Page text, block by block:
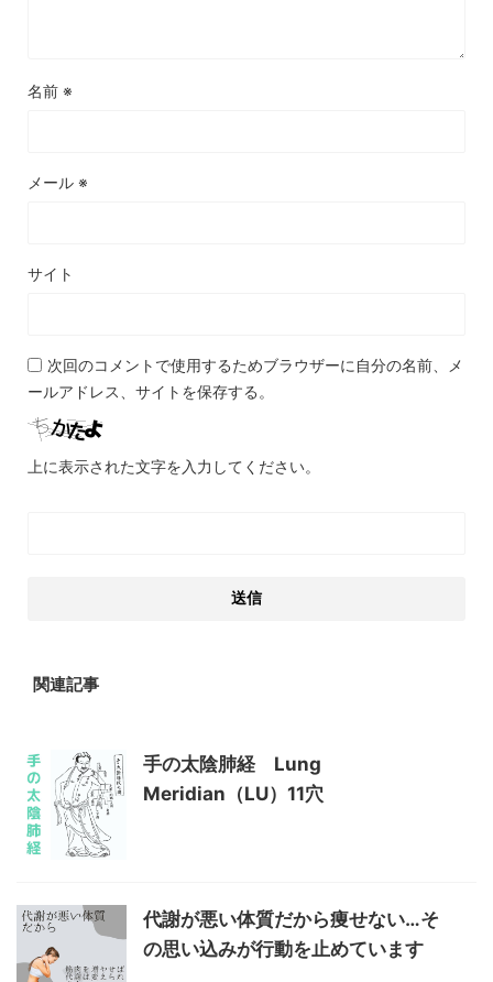
名前 ※
メール ※
サイト
次回のコメントで使用するためブラウザーに自分の名前、メ
ールアドレス、サイトを保存する。
上に表示された文字を入力してください。
関連記事
手の太陰肺経 Lung
Meridian（LU）11穴
代謝が悪い体質だから痩せない…そ
の思い込みが行動を止めています